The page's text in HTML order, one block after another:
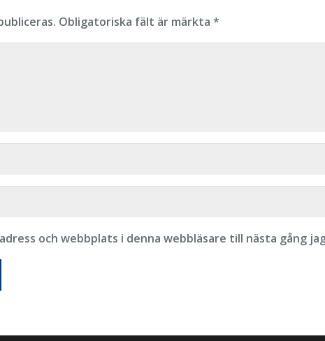
Obligatoriska fält är märkta *
och webbplats i denna webbläsare till nästa gång